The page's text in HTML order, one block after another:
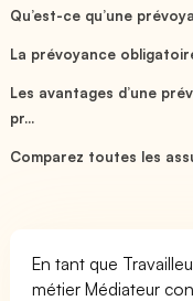
Qu’est-ce qu’une
La prévoyance
Les avantages d’une
pr...
Comparez toutes les
En tant que
métier Médiateur